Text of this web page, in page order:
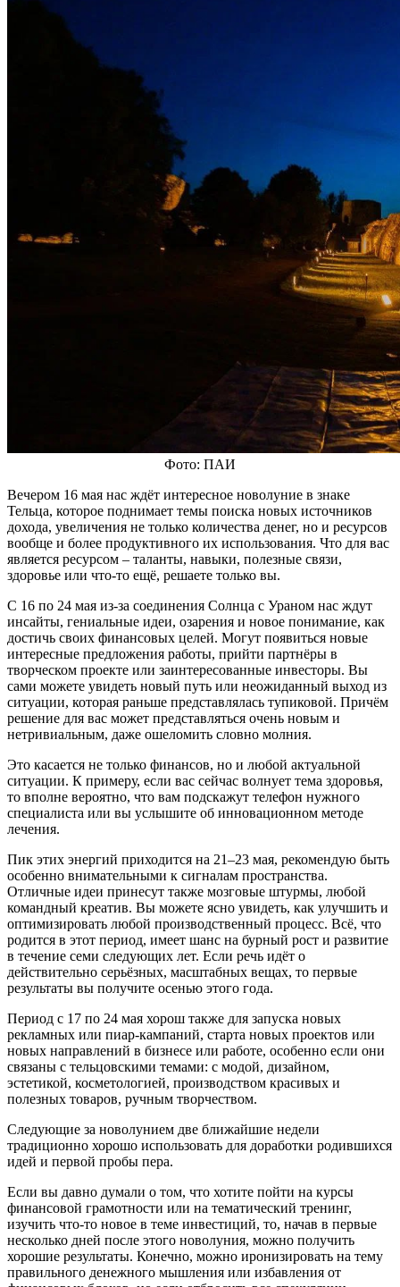
Фото: ПАИ
Вечером 16 мая нас ждёт интересное новолуние в знаке
Тельца, которое поднимает темы поиска новых источников
дохода, увеличения не только количества денег, но и ресурсов
вообще и более продуктивного их использования. Что для вас
является ресурсом – таланты, навыки, полезные связи,
здоровье или что-то ещё, решаете только вы.
С 16 по 24 мая из-за соединения Солнца с Ураном нас ждут
инсайты, гениальные идеи, озарения и новое понимание, как
достичь своих финансовых целей. Могут появиться новые
интересные предложения работы, прийти партнёры в
творческом проекте или заинтересованные инвесторы. Вы
сами можете увидеть новый путь или неожиданный выход из
ситуации, которая раньше представлялась тупиковой. Причём
решение для вас может представляться очень новым и
нетривиальным, даже ошеломить словно молния.
Это касается не только финансов, но и любой актуальной
ситуации. К примеру, если вас сейчас волнует тема здоровья,
то вполне вероятно, что вам подскажут телефон нужного
специалиста или вы услышите об инновационном методе
лечения.
Пик этих энергий приходится на 21–23 мая, рекомендую быть
особенно внимательными к сигналам пространства.
Отличные идеи принесут также мозговые штурмы, любой
командный креатив. Вы можете ясно увидеть, как улучшить и
оптимизировать любой производственный процесс. Всё, что
родится в этот период, имеет шанс на бурный рост и развитие
в течение семи следующих лет. Если речь идёт о
действительно серьёзных, масштабных вещах, то первые
результаты вы получите осенью этого года.
Период с 17 по 24 мая хорош также для запуска новых
рекламных или пиар-кампаний, старта новых проектов или
новых направлений в бизнесе или работе, особенно если они
связаны с тельцовскими темами: с модой, дизайном,
эстетикой, косметологией, производством красивых и
полезных товаров, ручным творчеством.
Следующие за новолунием две ближайшие недели
традиционно хорошо использовать для доработки родившихся
идей и первой пробы пера.
Если вы давно думали о том, что хотите пойти на курсы
финансовой грамотности или на тематический тренинг,
изучить что-то новое в теме инвестиций, то, начав в первые
несколько дней после этого новолуния, можно получить
хорошие результаты. Конечно, можно иронизировать на тему
правильного денежного мышления или избавления от